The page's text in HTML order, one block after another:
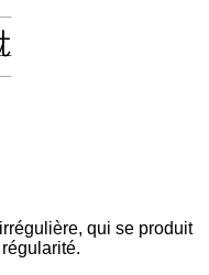
qui se produit